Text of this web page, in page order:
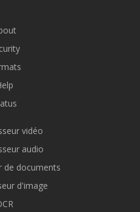
vidéo
audio
de documents
d'image